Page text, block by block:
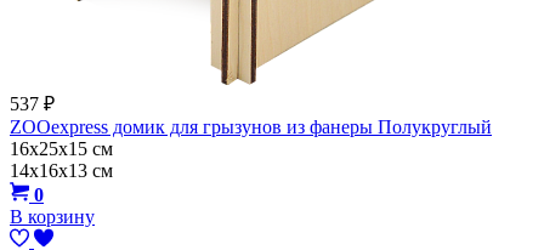
537 ₽
ZOOexpress домик для грызунов из фанеры Полукруглый
16х25х15 см
14х16х13 см
0
В корзину